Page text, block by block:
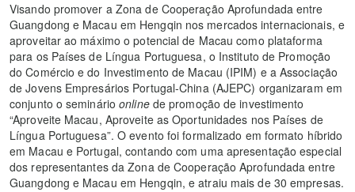
Visando promover a Zona de Cooperação Aprofundada entre
Guangdong e Macau em Hengqin nos mercados internacionais, e
aproveitar ao máximo o potencial de Macau como plataforma
para os Países de Língua Portuguesa, o Instituto de Promoção
do Comércio e do Investimento de Macau (IPIM) e a Associação
de Jovens Empresários Portugal-China (AJEPC) organizaram em
conjunto o seminárioonlinede promoção de investimento
“Aproveite Macau, Aproveite as Oportunidades nos Países de
Língua Portuguesa”. O evento foi formalizado em formato híbrido
em Macau e Portugal, contando com uma apresentação especial
dos representantes da Zona de Cooperação Aprofundada entre
Guangdong e Macau em Hengqin, e atraiu mais de 30 empresas.